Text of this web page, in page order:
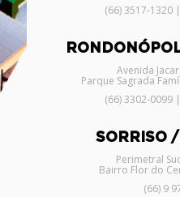
(66) 3517-1320
Avenida
Parque Sagrada
(66) 3302-0099
SORRISO
Perimetral
Bairro Flor do
(66) 9